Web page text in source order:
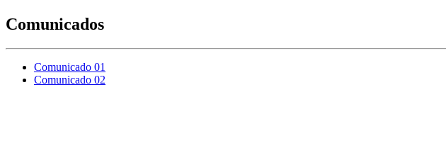
Comunicados
Comunicado 01
Comunicado 02